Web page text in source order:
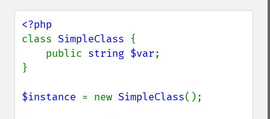
class SimpleClass {
    public
string $var;
}
$instance = new SimpleClass();